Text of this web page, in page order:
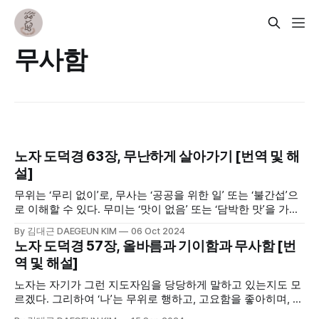
무사함
노자 도덕경 63장, 무난하게 살아가기 [번역 및 해
설]
무위는 ‘무리 없이’로, 무사는 ‘공공을 위한 일’ 또는 ‘불간섭’으
로 이해할 수 있다. 무미는 ‘맛이 없음’ 또는 ‘담박한 맛’을 가리
대로 담겨있다. 63장은 지금까지 말해왔던 노자의 생각을 조
금 쉽게, 일상 생활에 맞추어 풀이하였다고 볼 수 있다.
By 김대근 DAEGEUN KIM 06 Oct 2024
노자 도덕경 57장, 올바름과 기이함과 무사함 [번
역 및 해설]
노자는 자기가 그런 지도자임을 당당하게 말하고 있는지도 모
르겠다. 그리하여 ‘나’는 무위로 행하고, 고요함을 좋아히며, 무